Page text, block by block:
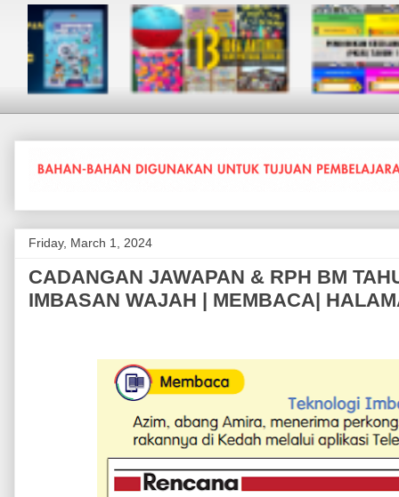
Friday, March 1, 2024
CADANGAN JAWAPAN & RPH BM
IMBASAN WAJAH | MEMBACA|